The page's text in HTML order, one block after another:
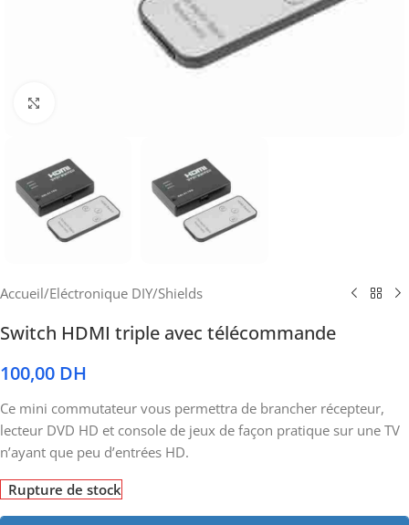
Accueil/Eléctronique DIY/Shields
Switch HDMI triple avec télécommande
100,00 DH
Ce mini commutateur vous permettra de brancher récepteur,
lecteur DVD HD et console de jeux de façon pratique sur une TV
n’ayant que peu d’entrées HD.
Rupture de stock